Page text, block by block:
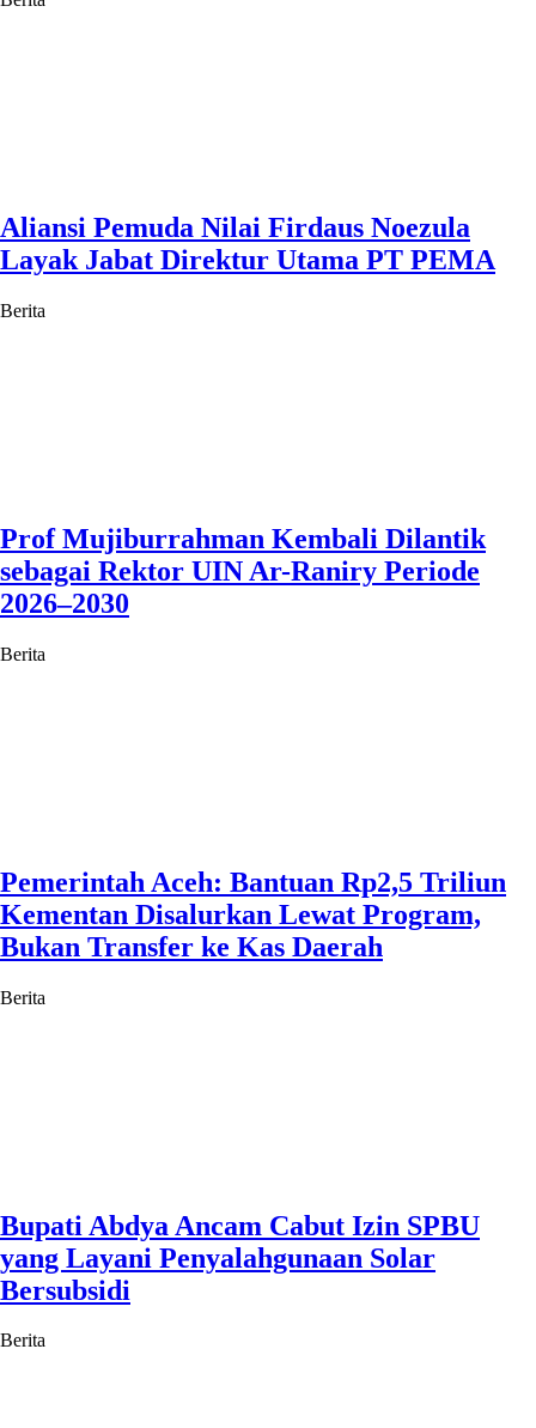
Aliansi Pemuda Nilai Firdaus Noezula
Layak Jabat Direktur Utama PT PEMA
Berita
Prof Mujiburrahman Kembali Dilantik
sebagai Rektor UIN Ar-Raniry Periode
2026–2030
Berita
Pemerintah Aceh: Bantuan Rp2,5 Triliun
Kementan Disalurkan Lewat Program,
Bukan Transfer ke Kas Daerah
Berita
Bupati Abdya Ancam Cabut Izin SPBU
yang Layani Penyalahgunaan Solar
Bersubsidi
Berita